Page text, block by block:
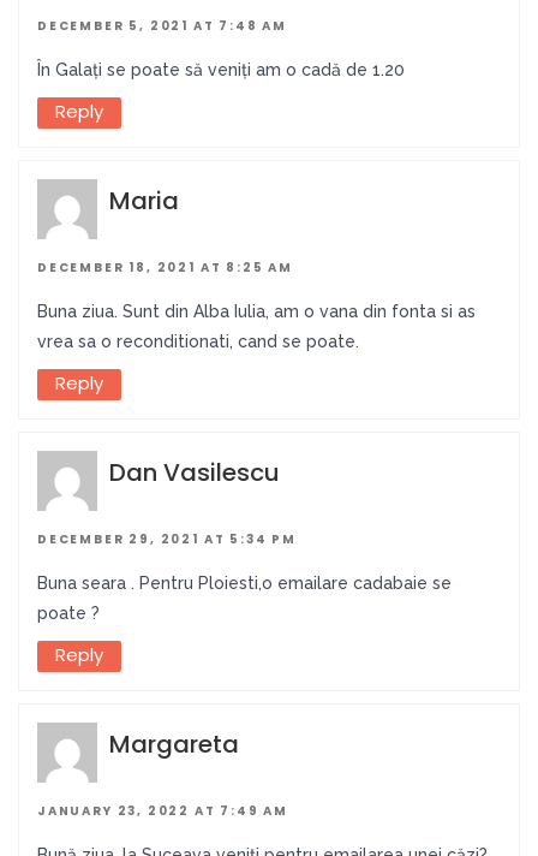
DECEMBER 5, 2021 AT 7:48 AM
În Galați se poate să veniți am o cadă de 1.20
Reply
Maria
DECEMBER 18, 2021 AT 8:25 AM
Buna ziua. Sunt din Alba Iulia, am o vana din fonta si as
vrea sa o reconditionati, cand se poate.
Reply
Dan Vasilescu
DECEMBER 29, 2021 AT 5:34 PM
Buna seara . Pentru Ploiesti,o emailare cadabaie se
poate ?
Reply
Margareta
JANUARY 23, 2022 AT 7:49 AM